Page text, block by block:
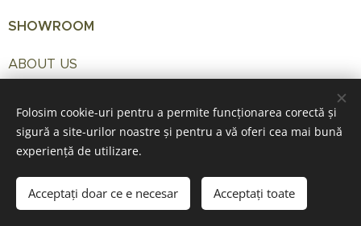
SHOWROOM
ABOUT US
Română
English
Folosim cookie-uri pentru a permite funcționarea corectă și
sigură a site-urilor noastre și pentru a vă oferi cea mai bună
experiență de utilizare.
Acceptați doar ce e necesar Acceptați toate